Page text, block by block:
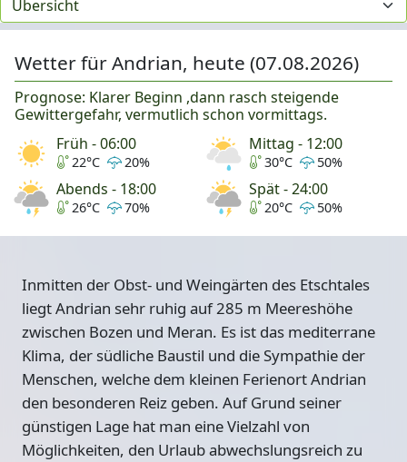
Wetter für Andrian, heute (07.08.2026)
Prognose: Klarer Beginn ,dann rasch steigende
Gewittergefahr, vermutlich schon vormittags.
Früh - 06:00
22°C 20%
Mittag - 12:00
30°C 50%
Abends - 18:00
26°C 70%
Spät - 24:00
20°C 50%
Inmitten der Obst- und Weingärten des Etschtales
liegt Andrian sehr ruhig auf 285 m Meereshöhe
zwischen Bozen und Meran. Es ist das mediterrane
Klima, der südliche Baustil und die Sympathie der
Menschen, welche dem kleinen Ferienort Andrian
den besonderen Reiz geben. Auf Grund seiner
günstigen Lage hat man eine Vielzahl von
Möglichkeiten, den Urlaub abwechslungsreich zu